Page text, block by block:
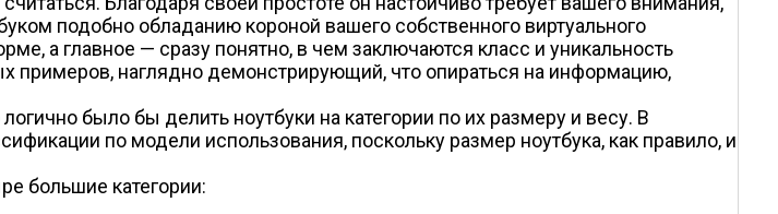
подобно обладанию короной вашего собственного виртуального
а главное — сразу понятно, в чем заключаются класс и уникальность
примеров, наглядно демонстрирующий, что опираться на информацию,
было бы делить ноутбуки на категории по их размеру и весу. В
по модели использования, поскольку размер ноутбука, как правило, и
большие категории: